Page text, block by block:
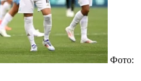
Фото: